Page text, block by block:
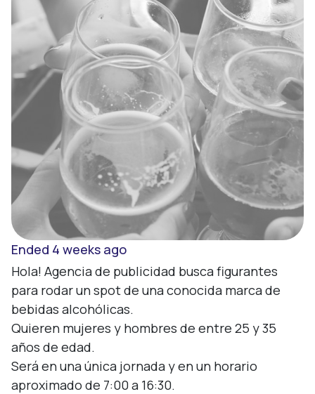
Ended 4 weeks ago
Hola! Agencia de publicidad busca figurantes
para rodar un spot de una conocida marca de
bebidas alcohólicas.
Quieren mujeres y hombres de entre 25 y 35
años de edad.
Será en una única jornada y en un horario
aproximado de 7:00 a 16:30.